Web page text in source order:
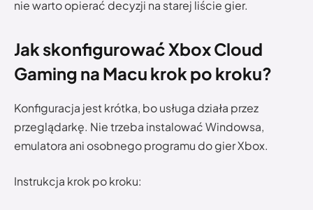
nie warto opierać decyzji na starej liście gier.
Jak skonfigurować Xbox Cloud
Gaming na Macu krok po kroku?
Konfiguracja jest krótka, bo usługa działa przez
przeglądarkę. Nie trzeba instalować Windowsa,
emulatora ani osobnego programu do gier Xbox.
Instrukcja krok po kroku: